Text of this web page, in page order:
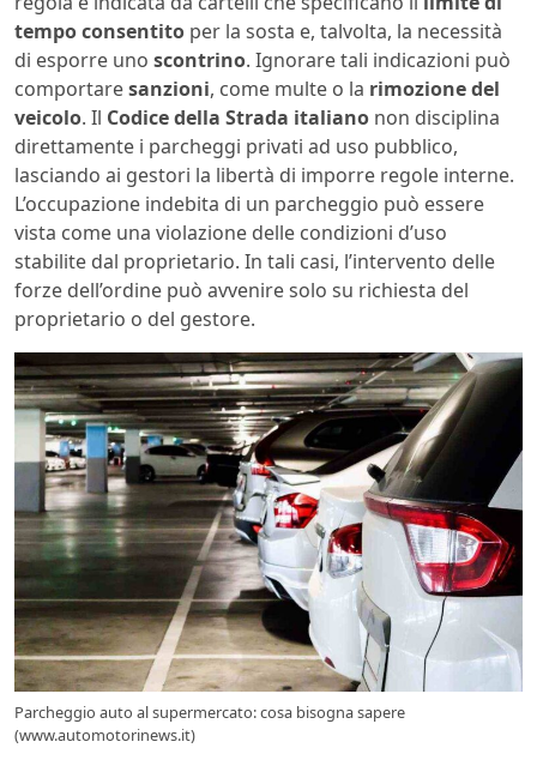
tempo consentito per la sosta e, talvolta, la necessità
di esporre uno scontrino. Ignorare tali indicazioni può
comportaresanzioni, come multe o la rimozione del
veicolo. Il Codice della Strada italiano non disciplina
direttamente i parcheggi privati ad uso pubblico,
lasciando ai gestori la libertà di imporre regole interne.
L’occupazione indebita di un parcheggio può essere
vista come una violazione delle condizioni d’uso
stabilite dal proprietario. In tali casi, l’intervento delle
forze dell’ordine può avvenire solo su richiesta del
proprietario o del gestore.
Parcheggio auto al supermercato: cosa bisogna sapere
(www.automotorinews.it)